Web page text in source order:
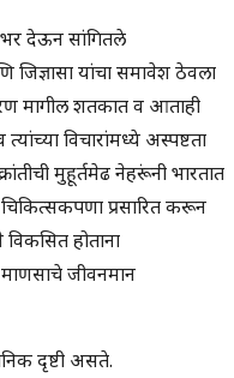
भर देऊन सांगितले
जिज्ञासा यांचा समावेश ठेवला
मागील शतकात व आताही
विचारांमध्ये अस्पष्टता
मुहूर्तमेढ नेहरूंनी भारतात
प्रसारित करून
होताना
जीवनमान
दृष्टी असते.